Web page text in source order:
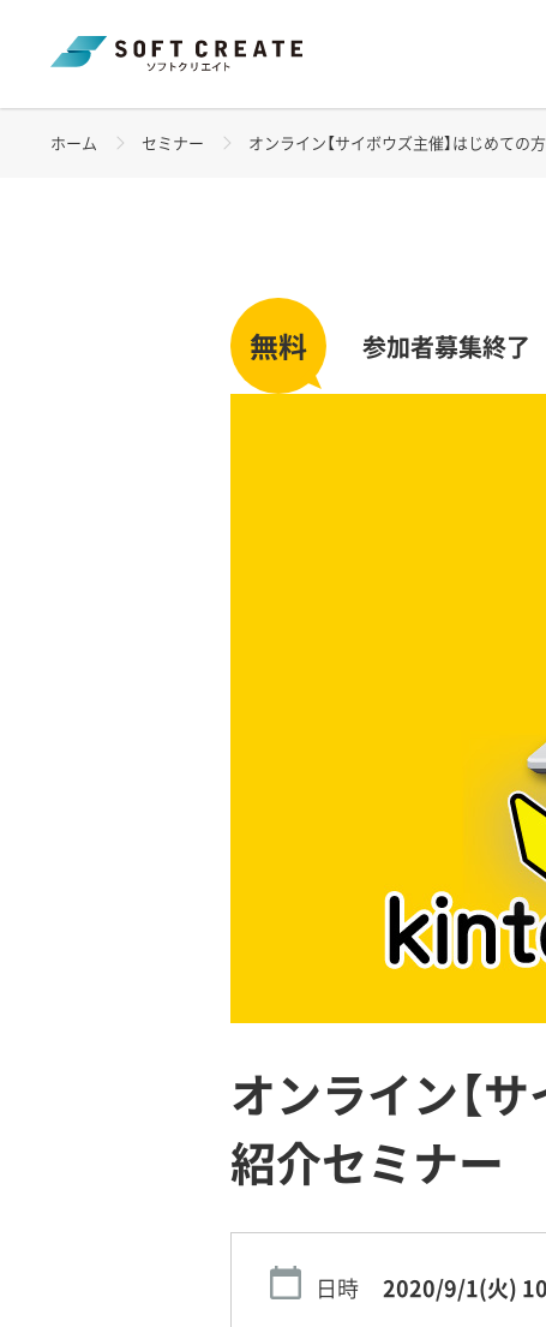
ホーム セミナー オンライン【サイボウズ主催】はじめて
参加者募集終了
オンライン【
紹介セミナー
日時 2020/9/1(火)